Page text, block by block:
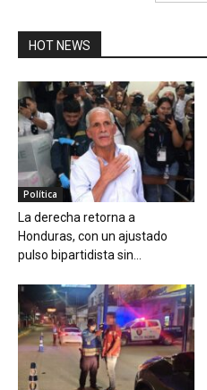
HOT NEWS
Política
La derecha retorna a
Honduras, con un ajustado
pulso bipartidista sin...